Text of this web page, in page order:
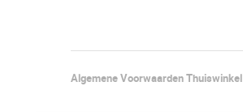
Algemene Voorwaarden Thuiswinkel